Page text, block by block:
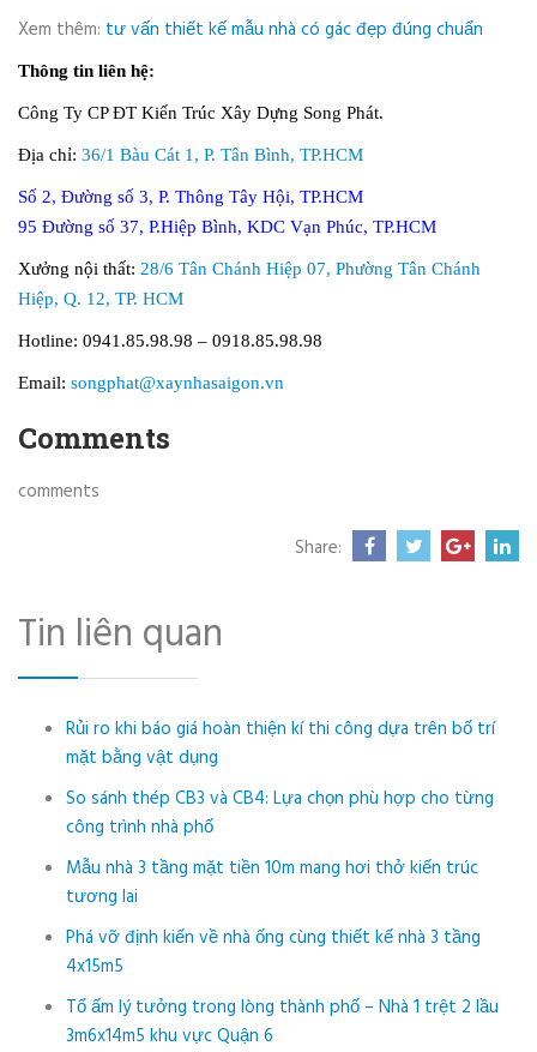
Xem thêm: tư vấn thiết kế mẫu nhà có gác đẹp đúng chuẩn
Thông tin liên hệ:
Công Ty CP ĐT Kiến Trúc Xây Dựng Song Phát.
Địa chỉ: 36/1 Bàu Cát 1, P. Tân Bình, TP.HCM
Số 2, Đường số 3, P. Thông Tây Hội, TP.HCM
95 Đường số 37, P.Hiệp Bình, KDC Vạn Phúc, TP.HCM
Xưởng nội thất: 28/6 Tân Chánh Hiệp 07, Phường Tân Chánh
Hiệp, Q. 12, TP. HCM
Hotline: 0941.85.98.98 – 0918.85.98.98
Email: songphat@xaynhasaigon.vn
Comments
comments
Share:
Tin liên quan
Rủi ro khi báo giá hoàn thiện kí thi công dựa trên bố trí
mặt bằng vật dụng
So sánh thép CB3 và CB4: Lựa chọn phù hợp cho từng
công trình nhà phố
Mẫu nhà 3 tầng mặt tiền 10m mang hơi thở kiến trúc
tương lai
Phá vỡ định kiến về nhà ống cùng thiết kế nhà 3 tầng
4x15m5
Tổ ấm lý tưởng trong lòng thành phố – Nhà 1 trệt 2 lầu
3m6x14m5 khu vực Quận 6